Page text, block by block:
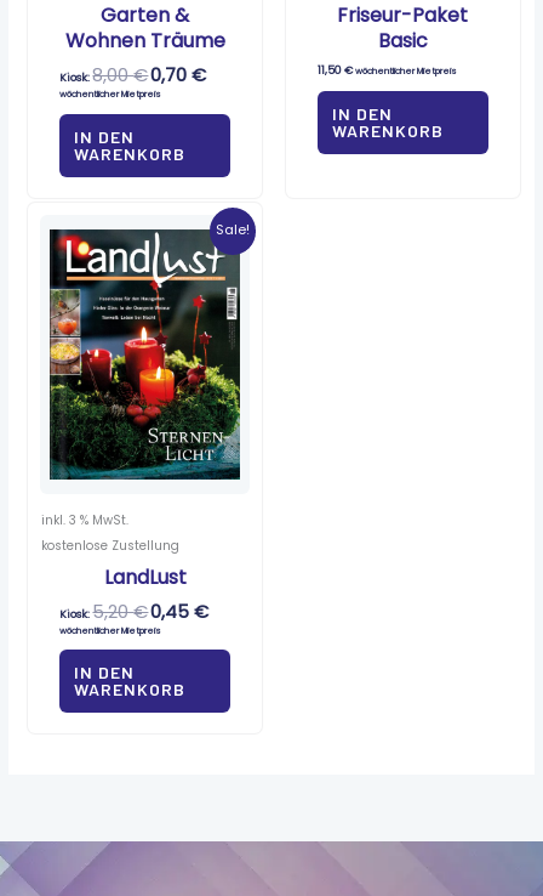
Garten &
Wohnen Träume
Kiosk:8,00€0,70€
wöchentlicher Mietpreis
IN DEN
WARENKORB
Friseur-Paket
Basic
11,50€wöchentlicher Mietpreis
IN DEN
WARENKORB
Sale!
inkl. 3 % MwSt.
kostenlose Zustellung
LandLust
Kiosk:5,20€
Ursprünglicher
war:
5,20 €
0,45€
Aktueller
Preis
ist:
0,45 €.
wöchentlicher Mietpreis
IN DEN
WARENKORB